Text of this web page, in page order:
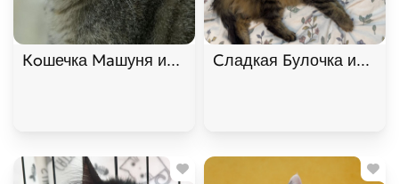
Кoшечка Maшуня ищет дом. В дар!, Полосатый,
Сладкая Булочка ищет